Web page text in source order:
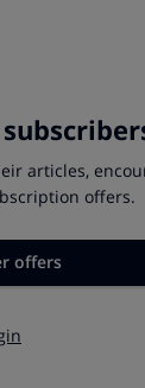
están menos